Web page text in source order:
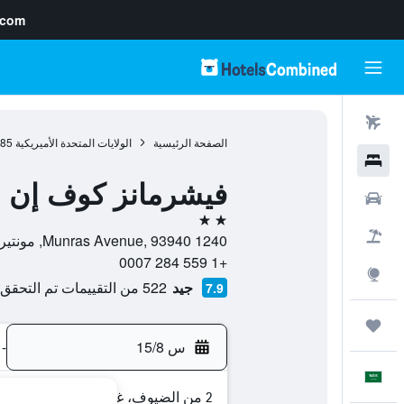
الصفحة الرئيسية الولايات المتحدة الأميريكية
فيشرمانز كوف إن
2 نجمتين
1240 Munras Avenue, 93940, مونتيري, كاليفورنيا, الولايات المتحدة الأميريكية
+1 559 284 0007
7.9 جيد 522 من التقييمات تم التحقق منها
س 15/8 -
2 من الضيوف، غرفة واحدة